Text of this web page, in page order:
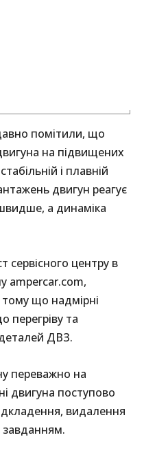
помітили, що
на підвищених
і плавній
двигун реагує
а динаміка
сервісного центру в
ampercar.com,
що надмірні
перегріву та
ДВЗ.
переважно на
двигуна поступово
видалення